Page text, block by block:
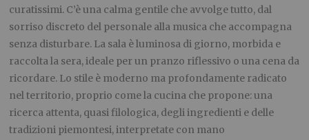
curatissimi. C’è una calma gentile che avvolge tutto, dal
sorriso discreto del personale alla musica che accompagna
senza disturbare. La sala è luminosa di giorno, morbida e
raccolta la sera, ideale per un pranzo riflessivo o una cena da
ricordare. Lo stile è moderno ma profondamente radicato
nel territorio, proprio come la cucina che propone: una
ricerca attenta, quasi filologica, degli ingredienti e delle
tradizioni piemontesi, interpretate con mano